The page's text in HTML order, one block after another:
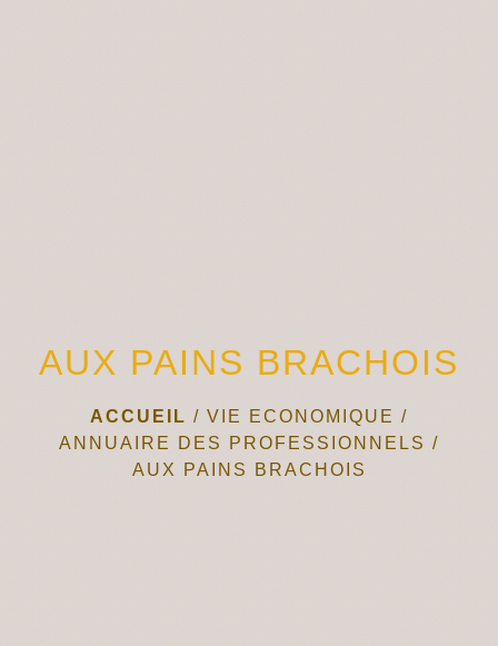
AUX PAINS BRACHOIS
ACCUEIL / VIE ECONOMIQUE /
ANNUAIRE DES PROFESSIONNELS /
AUX PAINS BRACHOIS